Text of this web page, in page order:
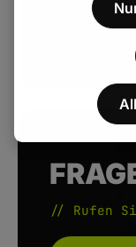
// Extrem
//
// Rufen